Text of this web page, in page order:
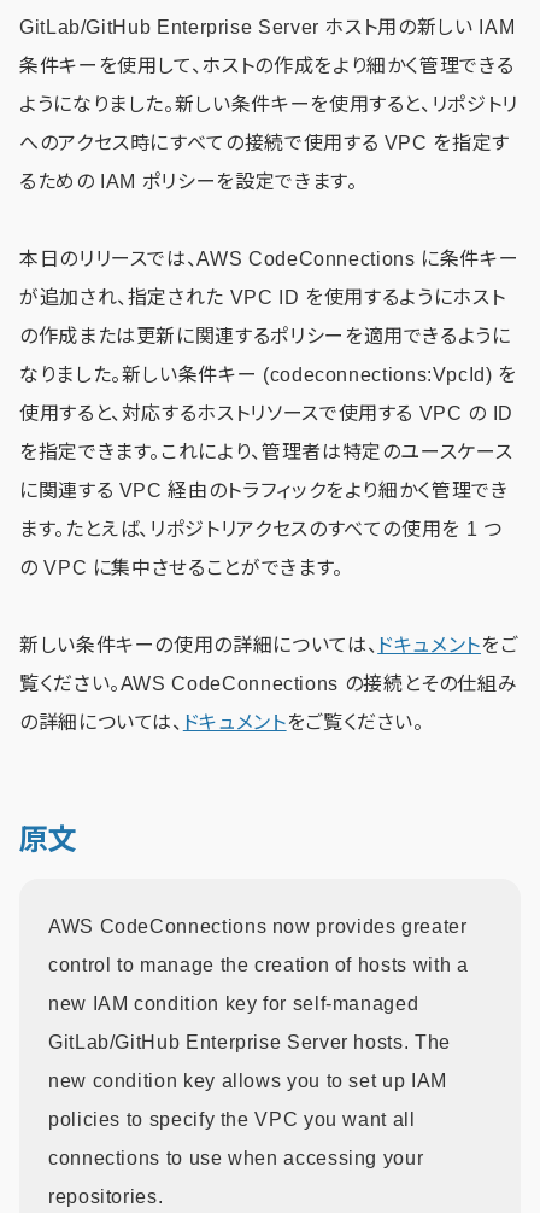
GitLab/GitHub Enterprise Server ホスト用の新しい IAM
条件キーを使用して、ホストの作成をより細かく管理できる
ようになりました。新しい条件キーを使用すると、リポジトリ
へのアクセス時にすべての接続で使用する VPC を指定す
るための IAM ポリシーを設定できます。
本日のリリースでは、AWS CodeConnections に条件キー
が追加され、指定された VPC ID を使用するようにホスト
の作成または更新に関連するポリシーを適用できるように
なりました。新しい条件キー (codeconnections:VpcId) を
使用すると、対応するホストリソースで使用する VPC の ID
を指定できます。これにより、管理者は特定のユースケース
に関連する VPC 経由のトラフィックをより細かく管理でき
ます。たとえば、リポジトリアクセスのすべての使用を 1 つ
の VPC に集中させることができます。
新しい条件キーの使用の詳細については、 ドキュメントをご
覧ください。AWS CodeConnections の接続とその仕組み
の詳細については、 ドキュメントをご覧ください。
原文
AWS CodeConnections now provides greater
control to manage the creation of hosts with a
new IAM condition key for self-managed
GitLab/GitHub Enterprise Server hosts. The
new condition key allows you to set up IAM
policies to specify the VPC you want all
connections to use when accessing your
repositories.